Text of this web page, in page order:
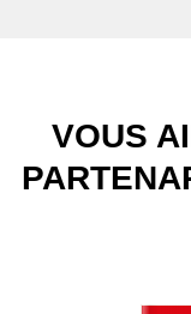
VOUS